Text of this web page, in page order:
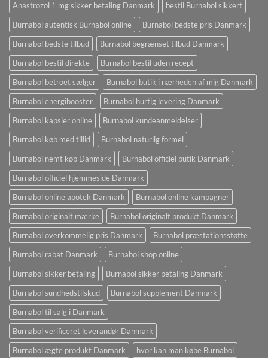
Anastrozol 1 mg sikker betaling Danmark
bestil Burnabol sikkert
Burnabol autentisk Burnabol online
Burnabol bedste pris Danmark
Burnabol bedste tilbud
Burnabol begrænset tilbud Danmark
Burnabol bestil direkte
Burnabol bestil uden recept
Burnabol betroet sælger
Burnabol butik i nærheden af ​​mig Danmark
Burnabol energibooster
Burnabol hurtig levering Danmark
Burnabol kapsler online
Burnabol kundeanmeldelser
Burnabol køb med tillid
Burnabol naturlig formel
Burnabol nemt køb Danmark
Burnabol officiel butik Danmark
Burnabol officiel hjemmeside Danmark
Burnabol online apotek Danmark
Burnabol online kampagner
Burnabol originalt mærke
Burnabol originalt produkt Danmark
Burnabol overkommelig pris Danmark
Burnabol præstationsstøtte
Burnabol rabat Danmark
Burnabol shop online
Burnabol sikker betaling
Burnabol sikker betaling Danmark
Burnabol sundhedstilskud
Burnabol supplement Danmark
Burnabol til salg i Danmark
Burnabol verificeret leverandør Danmark
Burnabol ægte produkt Danmark
hvor kan man købe Burnabol